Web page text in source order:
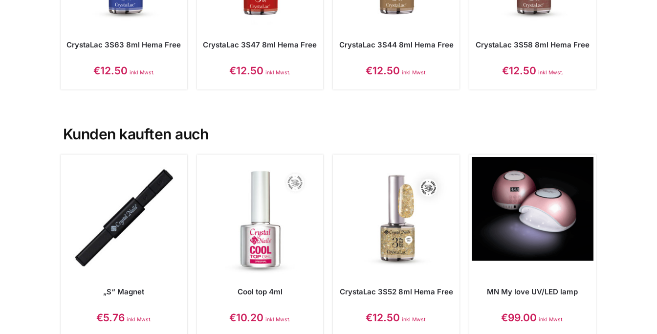
CrystaLac 3S63 8ml Hema Free
€12.50 inkl Mwst.
CrystaLac 3S47 8ml Hema Free
€12.50 inkl Mwst.
CrystaLac 3S44 8ml Hema Free
€12.50 inkl Mwst.
CrystaLac 3S58 8ml Hema Free
€12.50 inkl Mwst.
Kunden kauften auch
„S“ Magnet
€5.76 inkl Mwst.
Cool top 4ml
€10.20 inkl Mwst.
CrystaLac 3S52 8ml Hema Free
€12.50 inkl Mwst.
MN My love UV/LED lamp
€99.00 inkl Mwst.